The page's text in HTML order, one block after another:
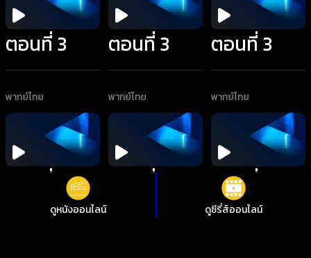
ตอนที่ 3
พากย์ไทย
ตอนที่ 3
พากย์ไทย
ตอนที่ 3
พากย์ไทย
ตอนที่ 4 ตอนที่ 4 ตอนที่ 4
ดูหนังออนไลน์ ดูซีรี่ส์ออนไลน์